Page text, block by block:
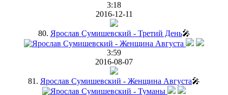
3:18
2016-12-11
80. Ярослав Сумишевский - Третий День🎤
3:59
2016-08-07
81. Ярослав Сумишевский - Женщина Августа🎤